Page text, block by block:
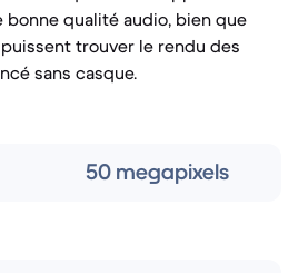
qualité audio, bien que
trouver le rendu des
sans casque.
50 megapixels